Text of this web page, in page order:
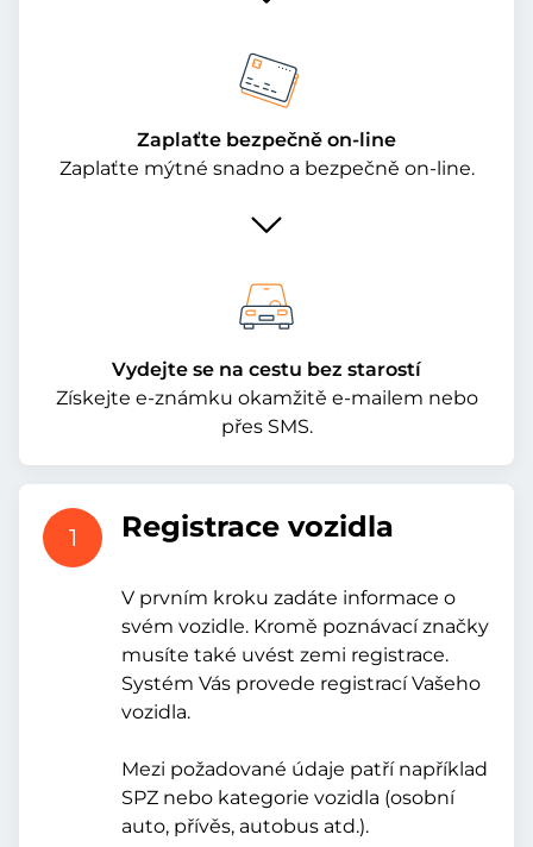
Zaplaťte bezpečně on-line
Zaplaťte mýtné snadno a bezpečně on-line.
Vydejte se na cestu bez starostí
Získejte e-známku okamžitě e-mailem nebo
přes SMS.
1 Registrace vozidla
V prvním kroku zadáte informace o
svém vozidle. Kromě poznávací značky
musíte také uvést zemi registrace.
Systém Vás provede registrací Vašeho
vozidla.
Mezi požadované údaje patří například
SPZ nebo kategorie vozidla (osobní
auto, přívěs, autobus atd.).